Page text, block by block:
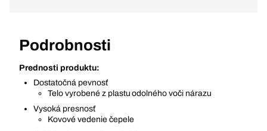
Podrobnosti
Prednosti produktu:
Dostatočná pevnosť
Telo vyrobené z plastu odolného voči nárazu
Vysoká presnosť
Kovové vedenie čepele